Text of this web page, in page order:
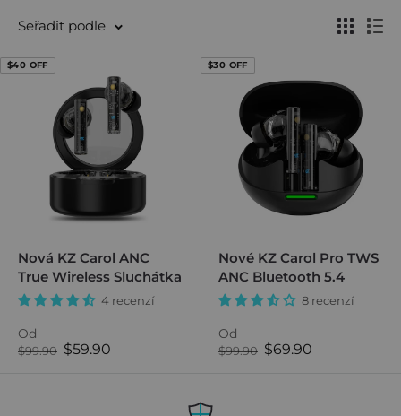
Seřadit podle
$40 OFF
Nová KZ Carol ANC
True Wireless Sluchátka
4 recenzí
Od
Běžná
$99.90 Prodejní
$59.90
$30 OFF
Nové KZ Carol Pro TWS
ANC Bluetooth 5.4
8 recenzí
Od
Běžná
$99.90 Prodejní
$69.90